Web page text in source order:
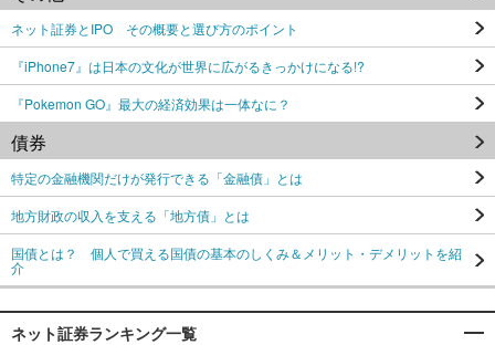
ネット証券とIPO その概要と選び方のポイント
『iPhone7』は日本の文化が世界に広がるきっかけになる!?
『Pokemon GO』最大の経済効果は一体なに？
債券
特定の金融機関だけが発行できる「金融債」とは
地方財政の収入を支える「地方債」とは
国債とは？ 個人で買える国債の基本のしくみ＆メリット・デメリットを紹
介
ネット証券ランキング一覧